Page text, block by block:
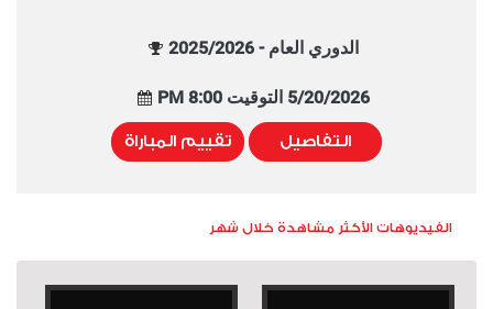
الدوري العام - 2025/2026
5/20/2026 التوقيت 8:00 PM
التفاصيل تقييم المباراة
الفيديوهات الأكثر مشاهدة خلال شهر